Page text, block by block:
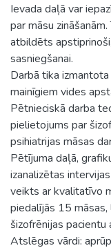
Ievada daļā var
par māsu
atbildēts
sasniegšanai.
Darbā tika
mainīgiem vides
Pētnieciskā darba
pielietojums par
psihiatrijas māsas
Pētījuma daļā,
izanalizētas
veikts ar kvalitatīvo
piedalījās 15 māsas,
šizofrēnijas pacientu
Atslēgas vārdi: